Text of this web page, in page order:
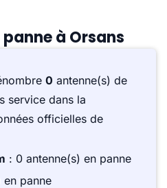
à Orsans
0 antenne(s) de
service dans la
officielles de
: 0 antenne(s) en panne
en panne